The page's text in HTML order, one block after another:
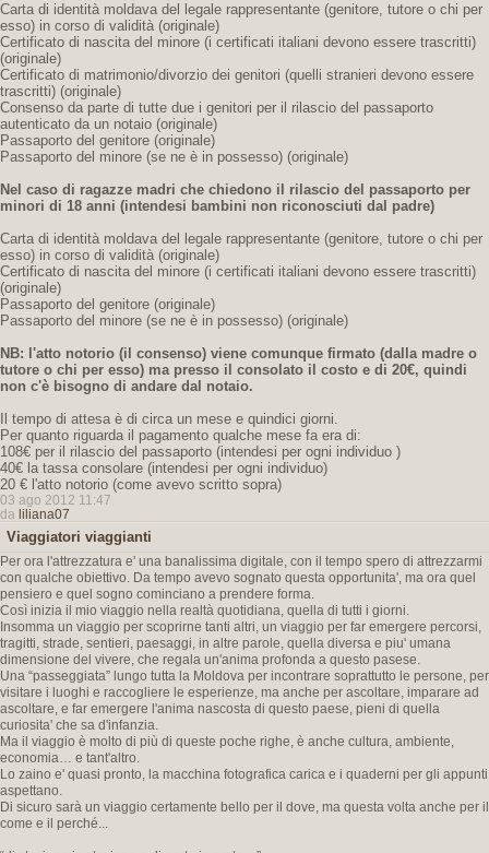
Carta di identità moldava del legale rappresentante (genitore, tutore o chi per
esso) in corso di validità (originale)
Certificato di nascita del minore (i certificati italiani devono essere trascritti)
(originale)
Certificato di matrimonio/divorzio dei genitori (quelli stranieri devono essere
trascritti) (originale)
Consenso da parte di tutte due i genitori per il rilascio del passaporto
autenticato da un notaio (originale)
Passaporto del genitore (originale)
Passaporto del minore (se ne è in possesso) (originale)
Nel caso di ragazze madri che chiedono il rilascio del passaporto per
minori di 18 anni (intendesi bambini non riconosciuti dal padre)
Carta di identità moldava del legale rappresentante (genitore, tutore o chi per
esso) in corso di validità (originale)
Certificato di nascita del minore (i certificati italiani devono essere trascritti)
(originale)
Passaporto del genitore (originale)
Passaporto del minore (se ne è in possesso) (originale)
NB: l'atto notorio (il consenso) viene comunque firmato (dalla madre o
tutore o chi per esso) ma presso il consolato il costo e di 20€, quindi
non c'è bisogno di andare dal notaio.
Il tempo di attesa è di circa un mese e quindici giorni.
Per quanto riguarda il pagamento qualche mese fa era di:
108€ per il rilascio del passaporto (intendesi per ogni individuo )
40€ la tassa consolare (intendesi per ogni individuo)
20 € l'atto notorio (come avevo scritto sopra)
03 ago 2012 11:47
da liliana07
Viaggiatori viaggianti
Per ora l'attrezzatura e' una banalissima digitale, con il tempo spero di attrezzarmi
con qualche obiettivo. Da tempo avevo sognato questa opportunita', ma ora quel
pensiero e quel sogno cominciano a prendere forma.
Così inizia il mio viaggio nella realtà quotidiana, quella di tutti i giorni.
Insomma un viaggio per scoprirne tanti altri, un viaggio per far emergere percorsi,
tragitti, strade, sentieri, paesaggi, in altre parole, quella diversa e piu' umana
dimensione del vivere, che regala un'anima profonda a questo pasese.
Una “passeggiata” lungo tutta la Moldova per incontrare soprattutto le persone, per
visitare i luoghi e raccogliere le esperienze, ma anche per ascoltare, imparare ad
ascoltare, e far emergere l'anima nascosta di questo paese, pieni di quella
curiosita' che sa d'infanzia.
Ma il viaggio è molto di più di queste poche righe, è anche cultura, ambiente,
economia… e tant'altro.
Lo zaino e' quasi pronto, la macchina fotografica carica e i quaderni per gli appunti
aspettano.
Di sicuro sarà un viaggio certamente bello per il dove, ma questa volta anche per il
come e il perché...